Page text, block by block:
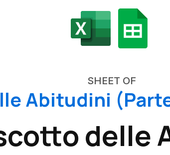
SHEET OF
Abitudini
delle